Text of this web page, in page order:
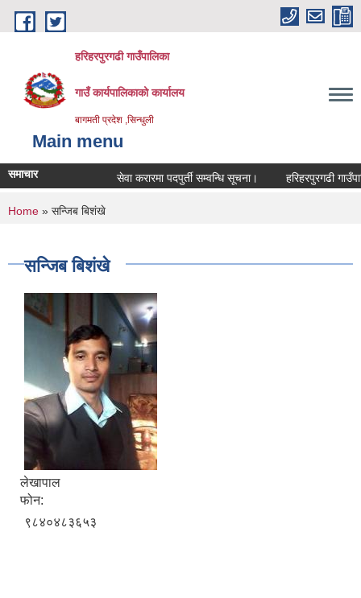
Skip to main content
हरिहरपुरगढी गाउँपालिका
गाउँ कार्यपालिकाको कार्यालय
बागमती प्रदेश ,सिन्धुली
Main menu
समाचार सेवा करारमा पदपुर्ती सम्वन्धि सूचना। हरिहरपुरगढी
You are here
Home » सन्जिब बिशंखे
सन्जिब बिशंखे
लेखापाल
फोन:
९८४०४८३६५३